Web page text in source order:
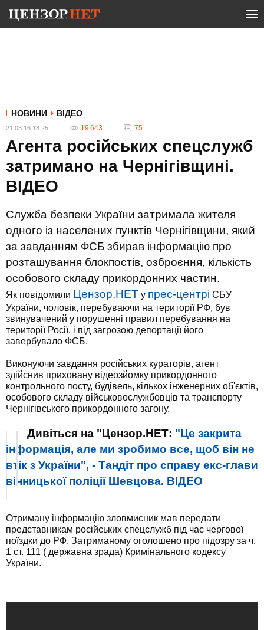
НОВИНИ ВІДЕО
21.03.16 18:25 19 643 75
Агента російських спецслужб
затримано на Чернігівщині.
ВІДЕО
Служба безпеки України затримала жителя
одного із населених пунктів Чернігівщини, який
за завданням ФСБ збирав інформацію про
розташування блокпостів, озброєння, кількість
особового складу прикордонних частин.
Як повідомили Цензор.НЕТ у прес-центрі СБУ
України, чоловік, перебуваючи на території РФ, був
звинувачений у порушенні правил перебування на
території Росії, і під загрозою депортації його
завербувало ФСБ.
Виконуючи завдання російських кураторів, агент
здійснив приховану відеозйомку прикордонного
контрольного посту, будівель, кількох інженерних об'єктів,
особового складу військовослужбовців та транспорту
Чернігівського прикордонного загону.
Дивіться на "Цензор.НЕТ: "Це закрита
інформація, але ми зробимо все, щоб він не
втік з України", - Тандіт про справу екс-глави
вінницької поліції Шевцова. ВІДЕО
Отриману інформацію зловмисник мав передати
представникам російських спецслужб під час чергової
поїздки до РФ. Затриманому оголошено про підозру за ч.
1 ст. 111 ( державна зрада) Кримінального кодексу
України.